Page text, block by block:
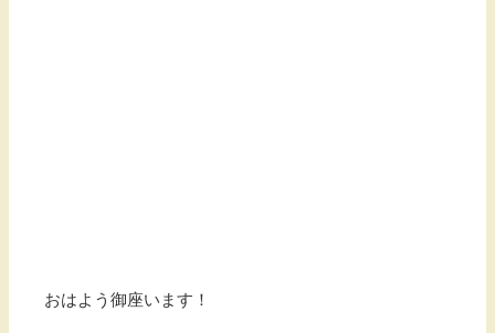
おはよう御座います！